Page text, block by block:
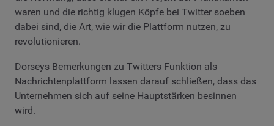
waren und die richtig klugen Köpfe bei Twitter soeben
dabei sind, die Art, wie wir die Plattform nutzen, zu
revolutionieren.
Dorseys Bemerkungen zu Twitters Funktion als
Nachrichtenplattform lassen darauf schließen, dass das
Unternehmen sich auf seine Hauptstärken besinnen
wird.